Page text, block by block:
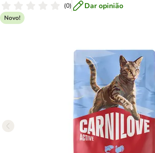
(0) Dar opinião
Novo!